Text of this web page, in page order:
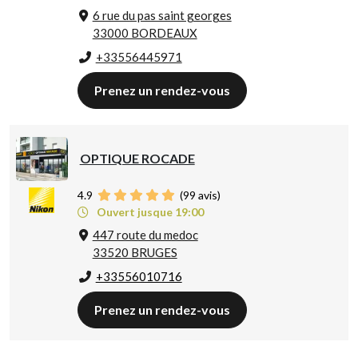
6 rue du pas saint georges
33000 BORDEAUX
+33556445971
Prenez un rendez-vous
OPTIQUE ROCADE
4.9 (99 avis)
Ouvert jusque 19:00
447 route du medoc
33520 BRUGES
+33556010716
Prenez un rendez-vous